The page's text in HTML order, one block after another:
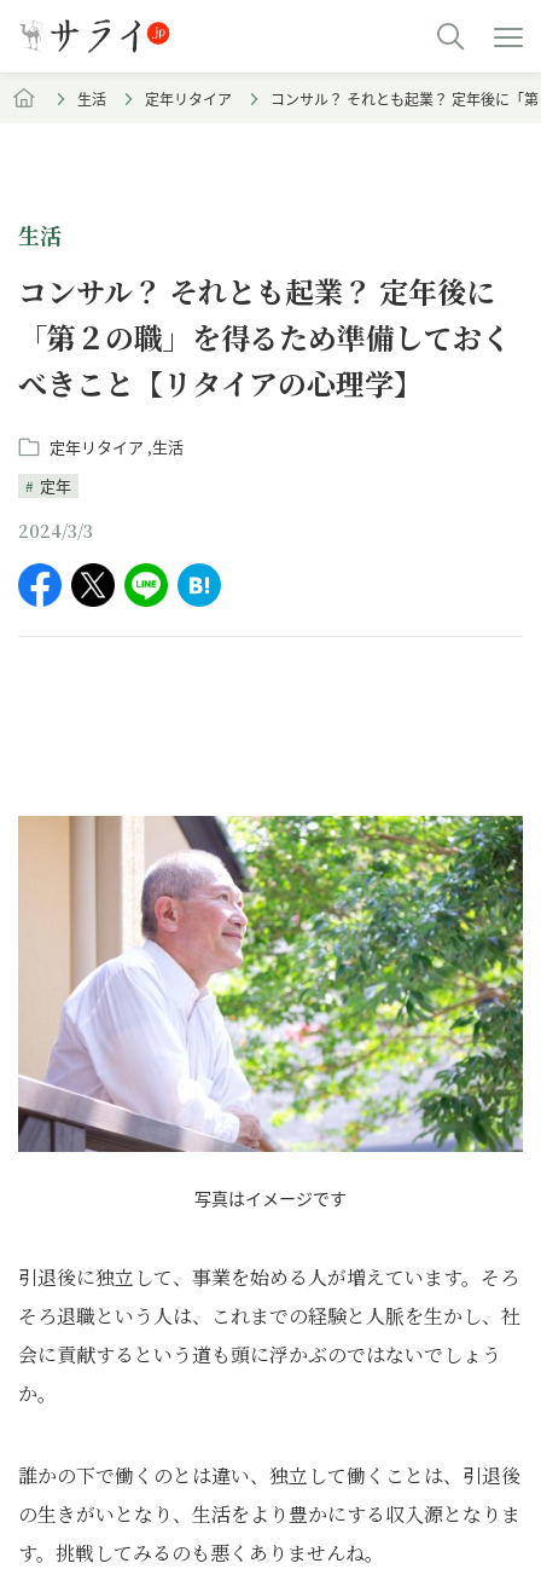
生活 定年リタイア コンサル？ それとも起業？ 定年後に「
生活
コンサル？ それとも起業？ 定年後に
「第２の職」を得るため準備しておく
べきこと【リタイアの心理学】
定年リタイア 生活
定年
2024/3/3
写真はイメージです
引退後に独立して、事業を始める人が増えています。そろ
そろ退職という人は、これまでの経験と人脈を生かし、社
会に貢献するという道も頭に浮かぶのではないでしょう
か。
誰かの下で働くのとは違い、独立して働くことは、引退後
の生きがいとなり、生活をより豊かにする収入源となりま
す。挑戦してみるのも悪くありませんね。